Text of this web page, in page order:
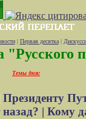
| Первая десятка|
"Русского
Темы дня:
Президенту
| Кому